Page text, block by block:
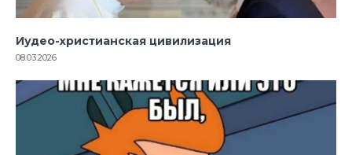
Иудео-христианская цивилизация
08.03.2026